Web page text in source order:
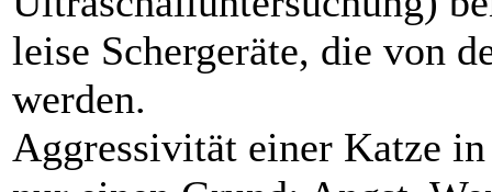
leise Schergeräte, die von
werden.
Aggressivität einer Katze